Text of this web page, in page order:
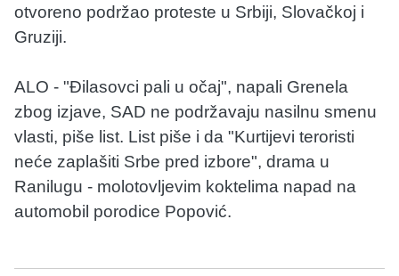
otvoreno podržao proteste u Srbiji, Slovačkoj i
Gruziji.
ALO - "Đilasovci pali u očaj", napali Grenela
zbog izjave, SAD ne podržavaju nasilnu smenu
vlasti, piše list. List piše i da "Kurtijevi teroristi
neće zaplašiti Srbe pred izbore", drama u
Ranilugu - molotovljevim koktelima napad na
automobil porodice Popović.